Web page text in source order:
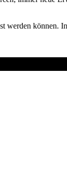
werden können.